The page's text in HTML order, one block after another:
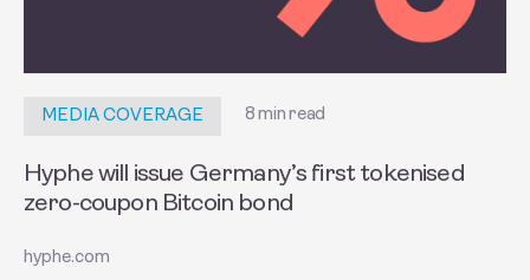
MEDIA COVERAGE 8 min read
Hyphe will issue Germany’s first tokenised
zero-coupon Bitcoin bond
hyphe.com